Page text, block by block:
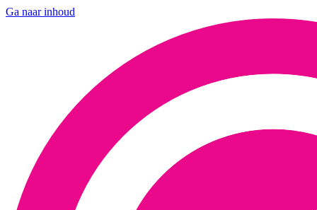
Ga naar inhoud